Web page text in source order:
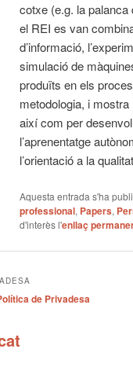
cotxe (e.g. la
el REI es van
d’informació,
simulació de
produïts en els
metodologia, i
així com per
l’aprenentatge
l’orientació a la
Aquesta entrada s'ha
professional, Papers,
d'interès l'enllaç
de Privadesa